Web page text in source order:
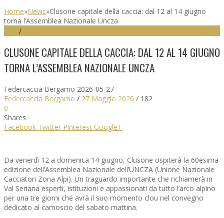
Home»News»Clusone capitale della caccia: dal 12 al 14 giugno
torna l’Assemblea Nazionale Uncza
/
CLUSONE CAPITALE DELLA CACCIA: DAL 12 AL 14 GIUGNO
TORNA L’ASSEMBLEA NAZIONALE UNCZA
Federcaccia Bergamo 2026-05-27
Federcaccia Bergamo / 27 Maggio 2026 / 182
0
Shares
Facebook Twitter Pinterest Google+
Da venerdì 12 a domenica 14 giugno, Clusone ospiterà la 60esima
edizione dell’Assemblea Nazionale dell’UNCZA (Unione Nazionale
Cacciatori Zona Alpi). Un traguardo importante che richiamerà in
Val Seriana esperti, istituzioni e appassionati da tutto l’arco alpino
per una tre giorni che avrà il suo momento clou nel convegno
dedicato al camoscio del sabato mattina.